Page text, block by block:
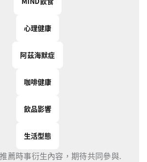
心理健康
阿茲海默症
咖啡健康
飲品影響
生活型態
薦時事衍生內容，期待共同參與.